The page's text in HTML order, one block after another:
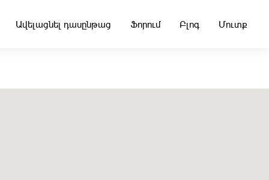
Ավելացնել դասընթաց Ֆորում Բլոգ Մուտք